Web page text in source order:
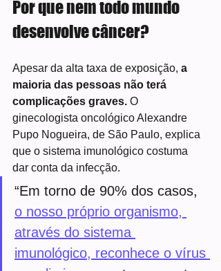
Por que nem todo mundo
desenvolve câncer?
Apesar da alta taxa de exposição, a
maioria das pessoas não terá
complicações graves. O
ginecologista oncológico Alexandre
Pupo Nogueira, de São Paulo, explica
que o sistema imunológico costuma
dar conta da infecção.
“Em torno de 90% dos casos,
o nosso próprio organismo,
através do sistema
imunológico, reconhece o vírus